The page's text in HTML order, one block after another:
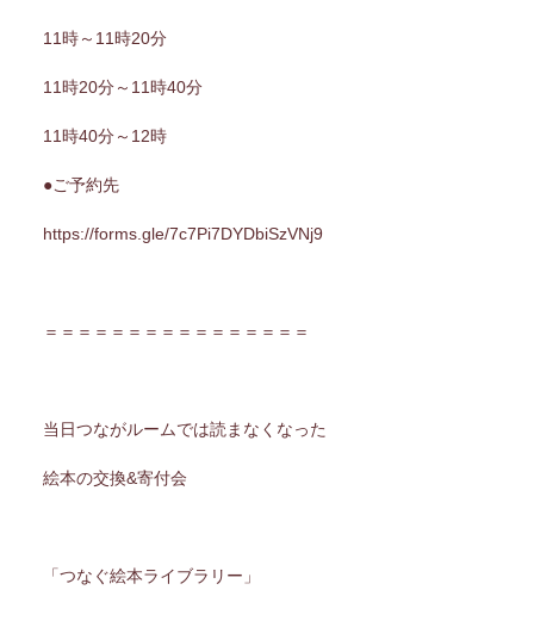
11時～11時20分
11時20分～11時40分
11時40分～12時
●ご予約先
https://forms.gle/7c7Pi7DYDbiSzVNj9
＝＝＝＝＝＝＝＝＝＝＝＝＝＝＝＝
当日つながルームでは読まなくなった
絵本の交換&寄付会
「つなぐ絵本ライブラリー」